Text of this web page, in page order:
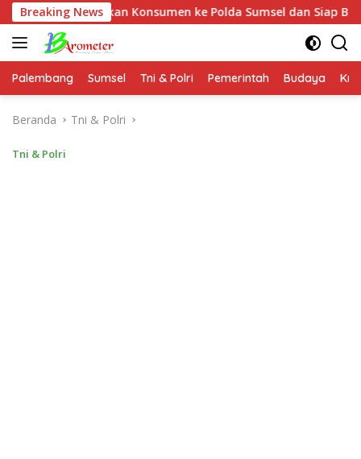
Langsung
ke
konten
Breaking News
Konsumen ke Polda Sumsel dan Siap Buktikan Fakta
Palembang Sumsel Tni & Polri Pemerintah Budaya
Beranda Tni & Polri
Tni & Polri